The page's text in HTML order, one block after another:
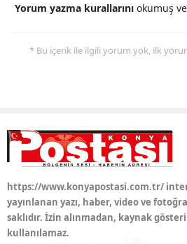
Yorum yazma kurallarını okumuş ve
* Bu içerik ile ilgili yorum yok, ilk
https://www.konyapostasi.com.tr/
yayınlanan yazı, haber, video ve
saklıdır. İzin alınmadan, kaynak
kullanılamaz.